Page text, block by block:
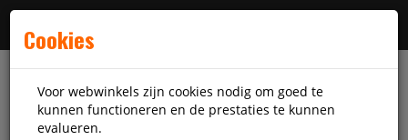
Cookies
Voor webwinkels zijn cookies nodig om goed te
kunnen functioneren en de prestaties te kunnen
evalueren.